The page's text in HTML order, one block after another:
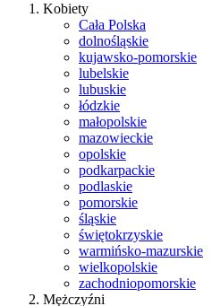
Kobiety
Cała Polska
dolnośląskie
kujawsko-pomorskie
lubelskie
lubuskie
łódzkie
małopolskie
mazowieckie
opolskie
podkarpackie
podlaskie
pomorskie
śląskie
świętokrzyskie
warmińsko-mazurskie
wielkopolskie
zachodniopomorskie
Mężczyźni